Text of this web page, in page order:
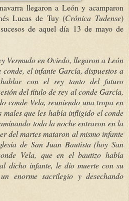
llegaron a León y acamparon
Lucas de Tuy (Crónica Tudense)
de aquel día 13 de mayo de
Vermudo en Oviedo, llegaron a León
conde, el infante García, dispuestos a
con el rey tanto del futuro
del título de rey al conde García,
conde Vela, reuniendo una tropa en
males que les había infligido el conde
toda la noche entraron en la
del martes mataron al mismo infante
de San Juan Bautista (hoy San
Vela, que en el bautizo había
dicho infante, le dio muerte con su
enorme sacrilegio y desechando